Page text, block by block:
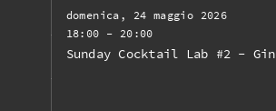
domenica, 24 maggio 2026
18:00 - 20:00
Sunday Cocktail Lab #2 - Gin